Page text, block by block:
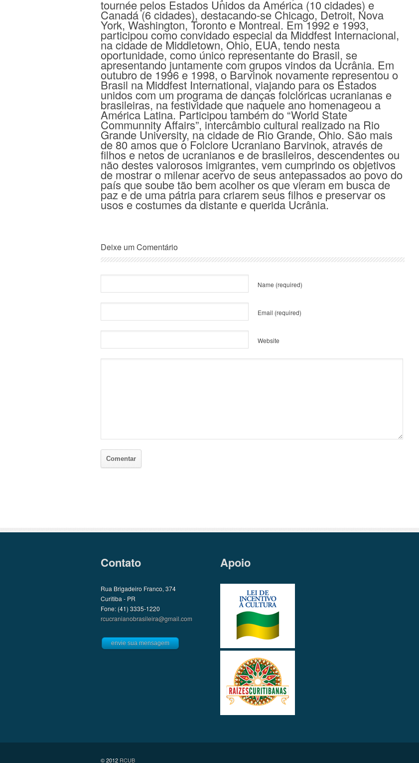
tournée pelos Estados Unidos da América (10 cidades) e
Canadá (6 cidades), destacando-se Chicago, Detroit, Nova
York, Washington, Toronto e Montreal. Em 1992 e 1993,
participou como convidado especial da Middfest Internacional,
na cidade de Middletown, Ohio, EUA, tendo nesta
oportunidade, como único representante do Brasil, se
apresentando juntamente com grupos vindos da Ucrânia. Em
outubro de 1996 e 1998, o Barvinok novamente representou o
Brasil na Middfest International, viajando para os Estados
unidos com um programa de danças folclóricas ucranianas e
brasileiras, na festividade que naquele ano homenageou a
América Latina. Participou também do “World State
Communnity Affairs”, intercâmbio cultural realizado na Rio
Grande University, na cidade de Rio Grande, Ohio. São mais
de 80 amos que o Folclore Ucraniano Barvinok, através de
filhos e netos de ucranianos e de brasileiros, descendentes ou
não destes valorosos imigrantes, vem cumprindo os objetivos
de mostrar o milenar acervo de seus antepassados ao povo do
país que soube tão bem acolher os que vieram em busca de
paz e de uma pátria para criarem seus filhos e preservar os
usos e costumes da distante e querida Ucrânia.
Deixe um Comentário
Name (required)
Email (required)
Website
Contato
Rua Brigadeiro Franco, 374
Curitiba - PR
Fone: (41) 3335-1220
rcucranianobrasileira@gmail.com
envie sua mensagem
Apoio
© 2012 RCUB